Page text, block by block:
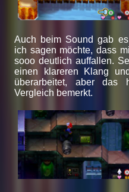
Auch beim Sound gab
ich sagen möchte, dass
sooo deutlich auffallen.
einen klareren Klang
überarbeitet, aber
Vergleich bemerkt.